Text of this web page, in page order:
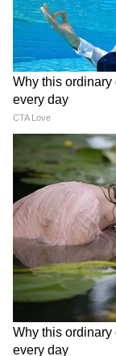
অনেক
দেওয়া টাকার
(ইপিএস)-এও
আপনি
পেতে পারেন।
12
Image Credit :
৩. পরিবারের
চাকরিরত